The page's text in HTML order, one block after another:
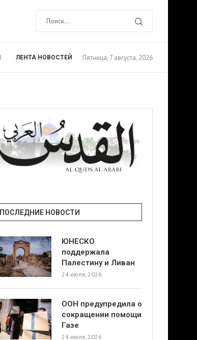
ЛЕНТА НОВОСТЕЙ Пятница, 7 августа, 2026
ПОСЛЕДНИЕ НОВОСТИ
ЮНЕСКО
поддержала
Палестину и Ливан
24 июля, 2026
ООН предупредила о
сокращении помощи
Газе
24 июля, 2026